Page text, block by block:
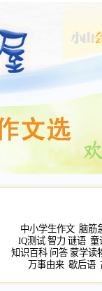
中小学生作文 脑筋
IQ测试 智力 谜语 童
知识百科 问答 蒙学读
万事由来 歇后语